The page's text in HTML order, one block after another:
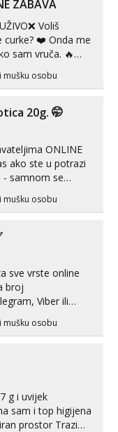
ZABAVA
Voliš
curke? ❤️ Onda me
sam vruča.‎ ️‍🔥
100%
su mi uvijek
možeš
mjeri. Sexi videa
mušku osobu
20g. 🤭
ONLINE
ako ste u potrazi
- samnom se
videopoziva, ili
radim i u paru i
uz slike i hot
mušku osobu
sve vrste online
broj
Viber ili
mušku osobu
g i uvijek
sam i top higijena
prostor Trazim